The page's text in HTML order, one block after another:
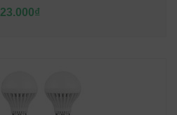
23.000₫